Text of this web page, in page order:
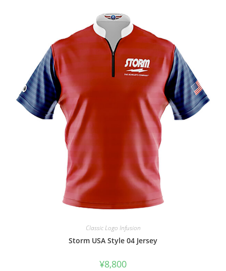
Classic Logo Infusion
Storm USA Style 04 Jersey
¥8,800